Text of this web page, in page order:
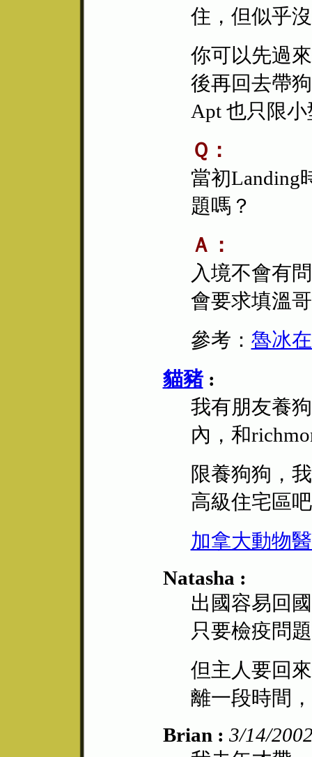
住，但似乎
你可以先過
後再回去帶
Apt 也只限
Ｑ：
當初Landing
題嗎？
Ａ：
入境不會有
會要求填溫
參考： 魯冰
貓豬:
我有朋友養
內，和
限養狗狗，
高級住宅區
加拿大動物
Natasha :
出國容易回
只要檢疫問
但主人要回
離一段時間
Brian : 3/14/